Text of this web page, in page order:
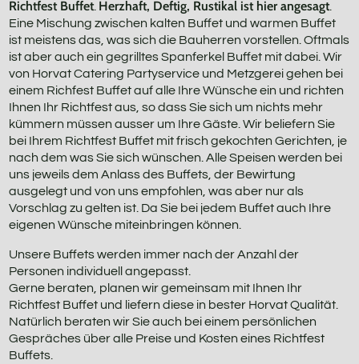
Richtfest Buffet. Herzhaft, Deftig, Rustikal ist hier angesagt.
Eine Mischung zwischen kalten Buffet und warmen Buffet
ist meistens das, was sich die Bauherren vorstellen. Oftmals
ist aber auch ein gegrilltes Spanferkel Buffet mit dabei. Wir
von Horvat Catering Partyservice und Metzgerei gehen bei
einem Richfest Buffet auf alle Ihre Wünsche ein und richten
Ihnen Ihr Richtfest aus, so dass Sie sich um nichts mehr
kümmern müssen ausser um Ihre Gäste. Wir beliefern Sie
bei Ihrem Richtfest Buffet mit frisch gekochten Gerichten, je
nach dem was Sie sich wünschen. Alle Speisen werden bei
uns jeweils dem Anlass des Buffets, der Bewirtung
ausgelegt und von uns empfohlen, was aber nur als
Vorschlag zu gelten ist. Da Sie bei jedem Buffet auch Ihre
eigenen Wünsche miteinbringen können.
Unsere Buffets werden immer nach der Anzahl der
Personen individuell angepasst.
Gerne beraten, planen wir gemeinsam mit Ihnen Ihr
Richtfest Buffet und liefern diese in bester Horvat Qualität.
Natürlich beraten wir Sie auch bei einem persönlichen
Gespräches über alle Preise und Kosten eines Richtfest
Buffets.